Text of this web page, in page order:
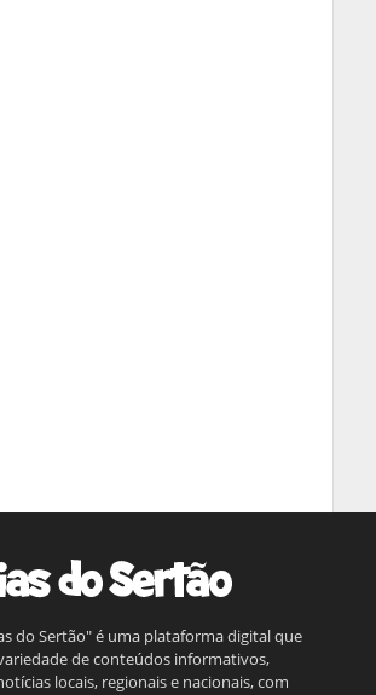
do Sertão" é uma plataforma digital que
de conteúdos informativos,
locais, regionais e nacionais, com